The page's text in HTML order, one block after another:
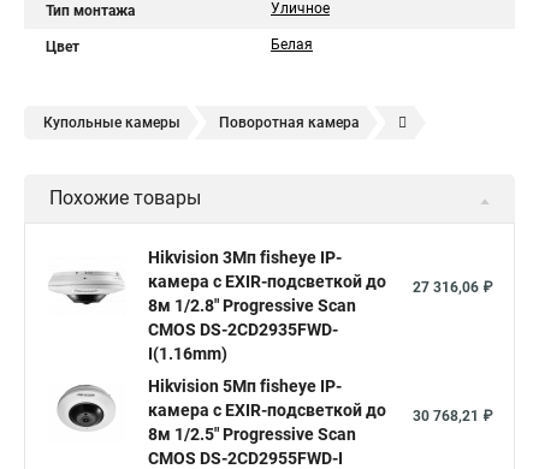
Тип монтажа Уличное
Цвет Белая
Купольные камеры Поворотная камера
Камера видеонаблюдения hikvision
Hikvision купить Hikvision уличная ip камера
Hikvision poe
Hikvision 2 8 mm Hikvision camera Hikvision 2cd1148 i b
Видеонаблюдение Ip видеокамеры
Похожие товары
Hikvision 3Мп fisheye IP-
камера c EXIR-подсветкой до
8м 1/2.8" Progressive Scan
CMOS DS-2CD2935FWD-
I(1.16mm)
27 316,06 ₽
Hikvision 5Мп fisheye IP-
камера c EXIR-подсветкой до
8м 1/2.5" Progressive Scan
CMOS DS-2CD2955FWD-I
30 768,21 ₽